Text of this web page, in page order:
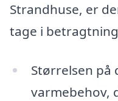
Strandhuse, er
tage i
Størrelsen på
varmebehov,